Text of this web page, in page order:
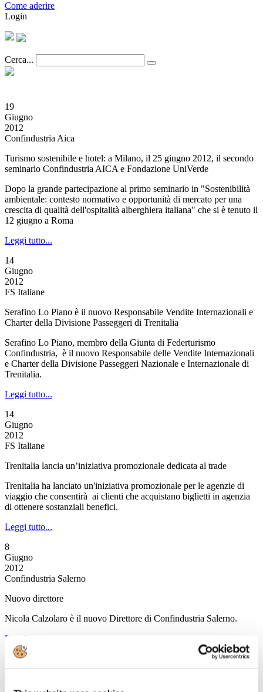
Come aderire
Login
Cerca...
19
Giugno
2012
Confindustria Aica
Turismo sostenibile e hotel: a Milano, il 25 giugno 2012, il secondo
seminario Confindustria AICA e Fondazione UniVerde
Dopo la grande partecipazione al primo seminario in "Sostenibilità
ambientale: contesto normativo e opportunità di mercato per una
crescita di qualità dell'ospitalità alberghiera italiana" che si è tenuto il
12 giugno a Roma
Leggi tutto...
14
Giugno
2012
FS Italiane
Serafino Lo Piano è il nuovo Responsabile Vendite Internazionali e
Charter della Divisione Passeggeri di Trenitalia
Serafino Lo Piano, membro della Giunta di Federturismo
Confindustria, è il nuovo Responsabile delle Vendite Internazionali
e Charter della Divisione Passeggeri Nazionale e Internazionale di
Trenitalia.
Leggi tutto...
14
Giugno
2012
FS Italiane
Trenitalia lancia un’iniziativa promozionale dedicata al trade
Trenitalia ha lanciato un'iniziativa promozionale per le agenzie di
viaggio che consentirà ai clienti che acquistano biglietti in agenzia
di ottenere sostanziali benefici.
Leggi tutto...
8
Giugno
2012
Confindustria Salerno
Nuovo direttore
Nicola Calzolaro è il nuovo Direttore di Confindustria Salerno.
Leggi tutto...
Giugno
Unione Industriali di Napoli